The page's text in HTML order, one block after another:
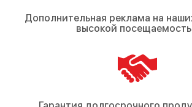
Дополнительная реклама на
высокой